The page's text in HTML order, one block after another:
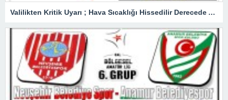
Valilikten Kritik Uyarı ; Hava Sıcaklığı Hissedilir Derecede Azalacak!